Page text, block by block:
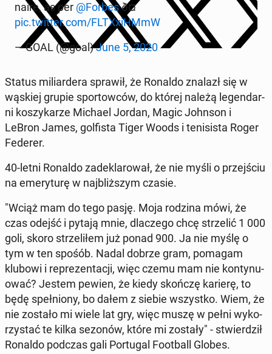
na­ire, as per @Forbesð¤
pic.twitter.com/FLTXxiHMmW
— GOAL (@goal)June 5, 2020
Status mi­liar­de­ra sprawił, że Ronaldo znalazł się w
wąskiej grupie spor­tow­ców, do której należą le­gen­dar­
ni ko­szy­ka­rze Michael Jordan, Magic Johnson i
LeBron James, gol­fi­sta Tiger Woods i te­ni­si­sta Roger
Federer.
40-letni Ronaldo za­de­kla­ro­wał, że nie myśli o przej­ściu
na eme­ry­tu­rę w naj­bliż­szym czasie.
"Wciąż mam do tego pasję. Moja rodzina mówi, że
czas odejść i pytają mnie, dla­cze­go chcę strze­lić 1 000
goli, skoro strze­li­łem już ponad 900. Ja nie myślę o
tym w ten spośób. Nadal dobrze gram, pomagam
klubowi i re­pre­zen­ta­cji, więc czemu mam nie kon­ty­nu­
ować? Jestem pewien, że kiedy skończę karierę, to
będę speł­nio­ny, bo dałem z siebie wszyst­ko. Wiem, że
nie zostało mi wiele lat gry, więc muszę w pełni wy­ko­
rzy­stać te kilka sezonów, które mi zostały" - stwier­dził
Ronaldo podczas gali Por­tu­gal Fo­ot­ball Globes.